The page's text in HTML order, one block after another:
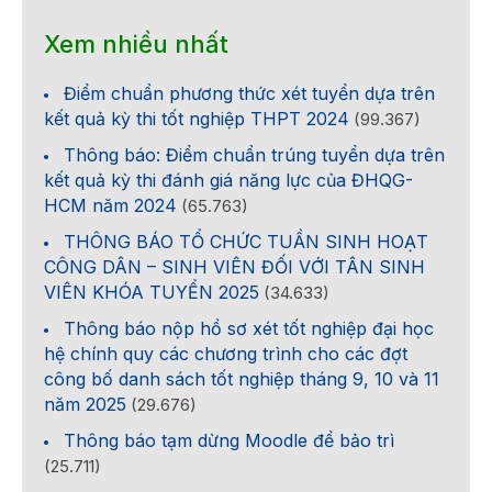
Xem nhiều nhất
Điểm chuẩn phương thức xét tuyển dựa trên
kết quả kỳ thi tốt nghiệp THPT 2024 (99.367)
Thông báo: Điểm chuẩn trúng tuyển dựa trên
kết quả kỳ thi đánh giá năng lực của ĐHQG-
HCM năm 2024 (65.763)
THÔNG BÁO TỔ CHỨC TUẦN SINH HOẠT
CÔNG DÂN – SINH VIÊN ĐỐI VỚI TÂN SINH
VIÊN KHÓA TUYỂN 2025 (34.633)
Thông báo nộp hồ sơ xét tốt nghiệp đại học
hệ chính quy các chương trình cho các đợt
công bố danh sách tốt nghiệp tháng 9, 10 và 11
năm 2025 (29.676)
Thông báo tạm dừng Moodle để bảo trì
(25.711)